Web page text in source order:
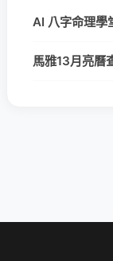
AI 八字命理學
馬雅13月亮曆